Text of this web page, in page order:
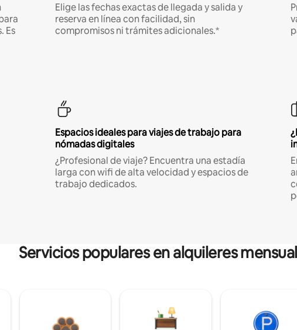
Es
Elige las fechas exactas de llegada y salida y
reserva en línea con facilidad, sin
compromisos ni trámites adicionales.*
Espacios ideales para viajes de trabajo para
nómadas digitales
¿Profesional de viaje? Encuentra una estadía
larga con wifi de alta velocidad y espacios de
trabajo dedicados.
Servicios populares en alquileres